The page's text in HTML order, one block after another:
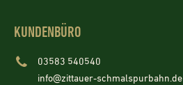
KUNDENBÜRO
03583 540540
info@zittauer-schmalspurbahn.de